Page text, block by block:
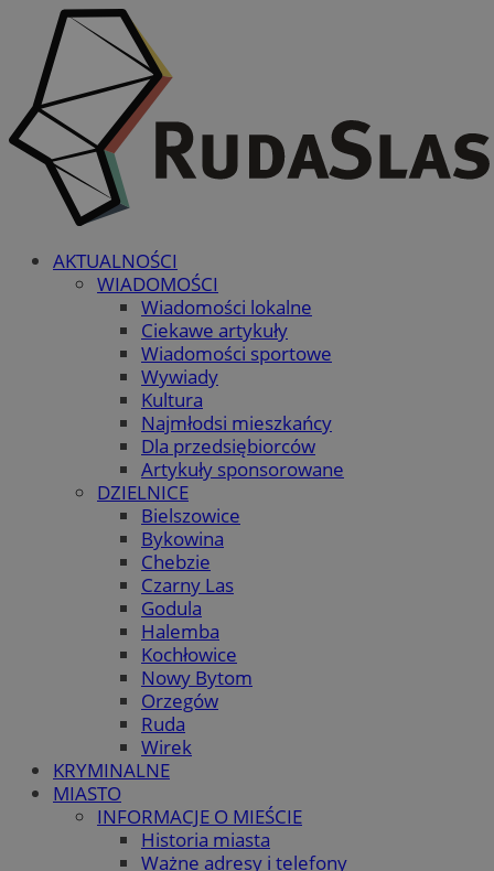
AKTUALNOŚCI
WIADOMOŚCI
Wiadomości lokalne
Ciekawe artykuły
Wiadomości sportowe
Wywiady
Kultura
Najmłodsi mieszkańcy
Dla przedsiębiorców
Artykuły sponsorowane
DZIELNICE
Bielszowice
Bykowina
Chebzie
Czarny Las
Godula
Halemba
Kochłowice
Nowy Bytom
Orzegów
Ruda
Wirek
KRYMINALNE
MIASTO
INFORMACJE O MIEŚCIE
Historia miasta
Ważne adresy i telefony